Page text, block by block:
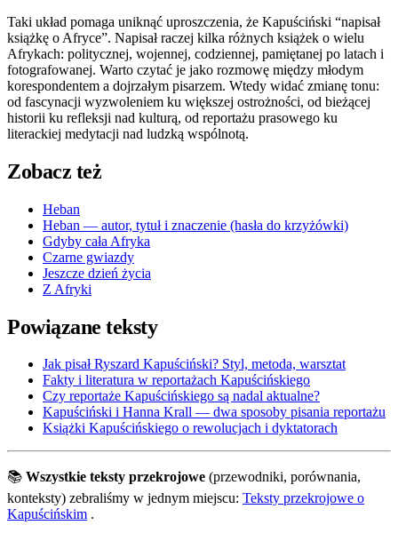
Taki układ pomaga uniknąć uproszczenia, że Kapuściński “napisał
książkę o Afryce”. Napisał raczej kilka różnych książek o wielu
Afrykach: politycznej, wojennej, codziennej, pamiętanej po latach i
fotografowanej. Warto czytać je jako rozmowę między młodym
korespondentem a dojrzałym pisarzem. Wtedy widać zmianę tonu:
od fascynacji wyzwoleniem ku większej ostrożności, od bieżącej
historii ku refleksji nad kulturą, od reportażu prasowego ku
literackiej medytacji nad ludzką wspólnotą.
Zobacz też
Heban
Heban — autor, tytuł i znaczenie (hasła do krzyżówki)
Gdyby cała Afryka
Czarne gwiazdy
Jeszcze dzień życia
Z Afryki
Powiązane teksty
Jak pisał Ryszard Kapuściński? Styl, metoda, warsztat
Fakty i literatura w reportażach Kapuścińskiego
Czy reportaże Kapuścińskiego są nadal aktualne?
Kapuściński i Hanna Krall — dwa sposoby pisania reportażu
Książki Kapuścińskiego o rewolucjach i dyktatorach
📚 Wszystkie teksty przekrojowe (przewodniki, porównania,
konteksty) zebraliśmy w jednym miejscu: Teksty przekrojowe o
Kapuścińskim .